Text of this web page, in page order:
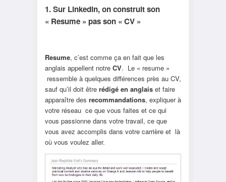
1. Sur Linkedin, on construit son
« Resume » pas son « CV »
Resume, c’est comme ça en fait que les
anglais appellent notre CV. Le « resume »
ressemble à quelques différences près au CV,
sauf qu’il doit être rédigé en anglaiset faire
apparaître des recommandations, expliquer à
votre réseau ce que vous faites et ce qui
vous passionne dans votre travail, ce que
vous avez accomplis dans votre carrière et là
où vous voulez aller.